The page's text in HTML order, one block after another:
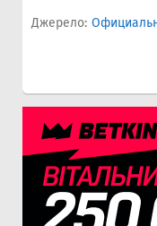
Джерело: